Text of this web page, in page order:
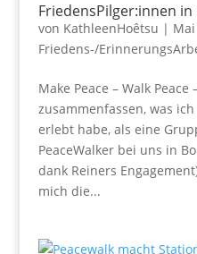
FriedensPilger:innen in
von KathleenHoêtsu |
Friedens-/
Make Peace – Walk Peace
zusammenfassen, was
erlebt habe, als eine
PeaceWalker bei uns in
dank Reiners
mich die...